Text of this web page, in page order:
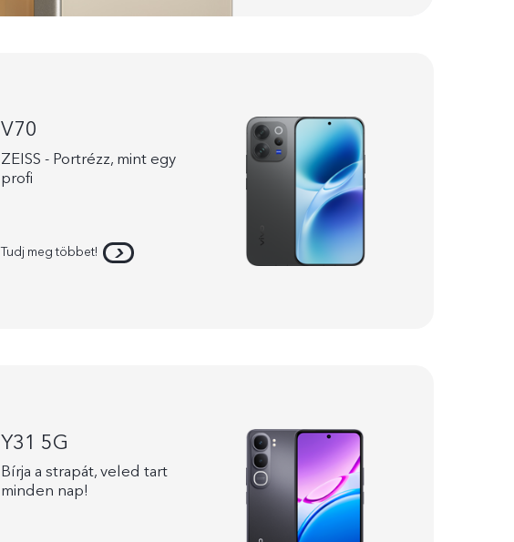
V70
ZEISS - Portrézz, mint egy
profi
Tudj meg többet!
Y31 5G
Bírja a strapát, veled tart
minden nap!